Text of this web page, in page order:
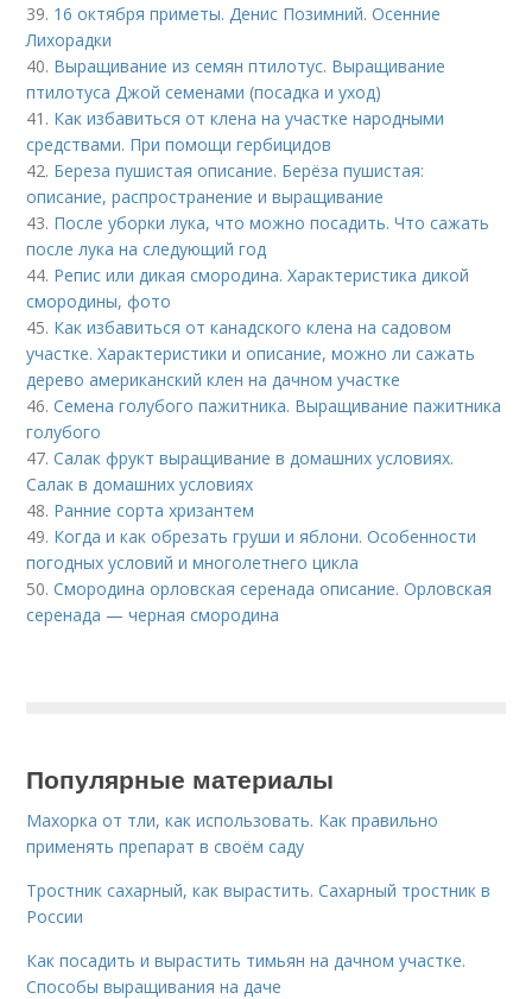
39. 16 октября приметы. Денис Позимний. Осенние
Лихорадки
40. Выращивание из семян птилотус. Выращивание
птилотуса Джой семенами (посадка и уход)
41. Как избавиться от клена на участке народными
средствами. При помощи гербицидов
42. Береза пушистая описание. Берёза пушистая:
описание, распространение и выращивание
43. После уборки лука, что можно посадить. Что сажать
после лука на следующий год
44. Репис или дикая смородина. Характеристика дикой
смородины, фото
45. Как избавиться от канадского клена на садовом
участке. Характеристики и описание, можно ли сажать
дерево американский клен на дачном участке
46.Семена голубого пажитника. Выращивание пажитника
голубого
47.Салак фрукт выращивание в домашних условиях.
Салак в домашних условиях
48. Ранние сорта хризантем
49. Когда и как обрезать груши и яблони. Особенности
погодных условий и многолетнего цикла
50.Смородина орловская серенада описание. Орловская
серенада — черная смородина
Популярные материалы
Махорка от тли, как использовать. Как правильно
применять препарат в своём саду
Тростник сахарный, как вырастить. Сахарный тростник в
России
Как посадить и вырастить тимьян на дачном участке.
Способы выращивания на даче